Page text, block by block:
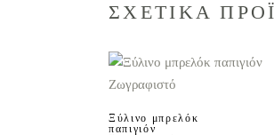
ΣΧΕΤΙΚΑ
ΠΡΟΣΘΗΚΗ ΣΤΟ
Ξύλινο μπρελόκ
παπιγιόν